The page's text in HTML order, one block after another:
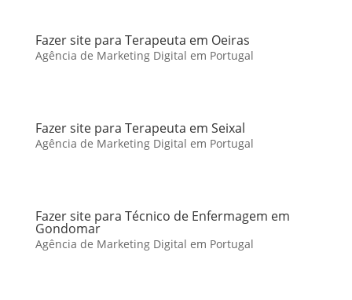
Fazer site para Terapeuta em Oeiras
Agência de Marketing Digital em Portugal
Fazer site para Terapeuta em Seixal
Agência de Marketing Digital em Portugal
Fazer site para Técnico de Enfermagem em
Gondomar
Agência de Marketing Digital em Portugal